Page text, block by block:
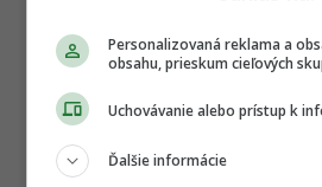
Och, áno a hneď!
Personalizovaná reklama a
obsahu, prieskum cieľových
Uchovávanie alebo prístup k
Ďalšie informácie